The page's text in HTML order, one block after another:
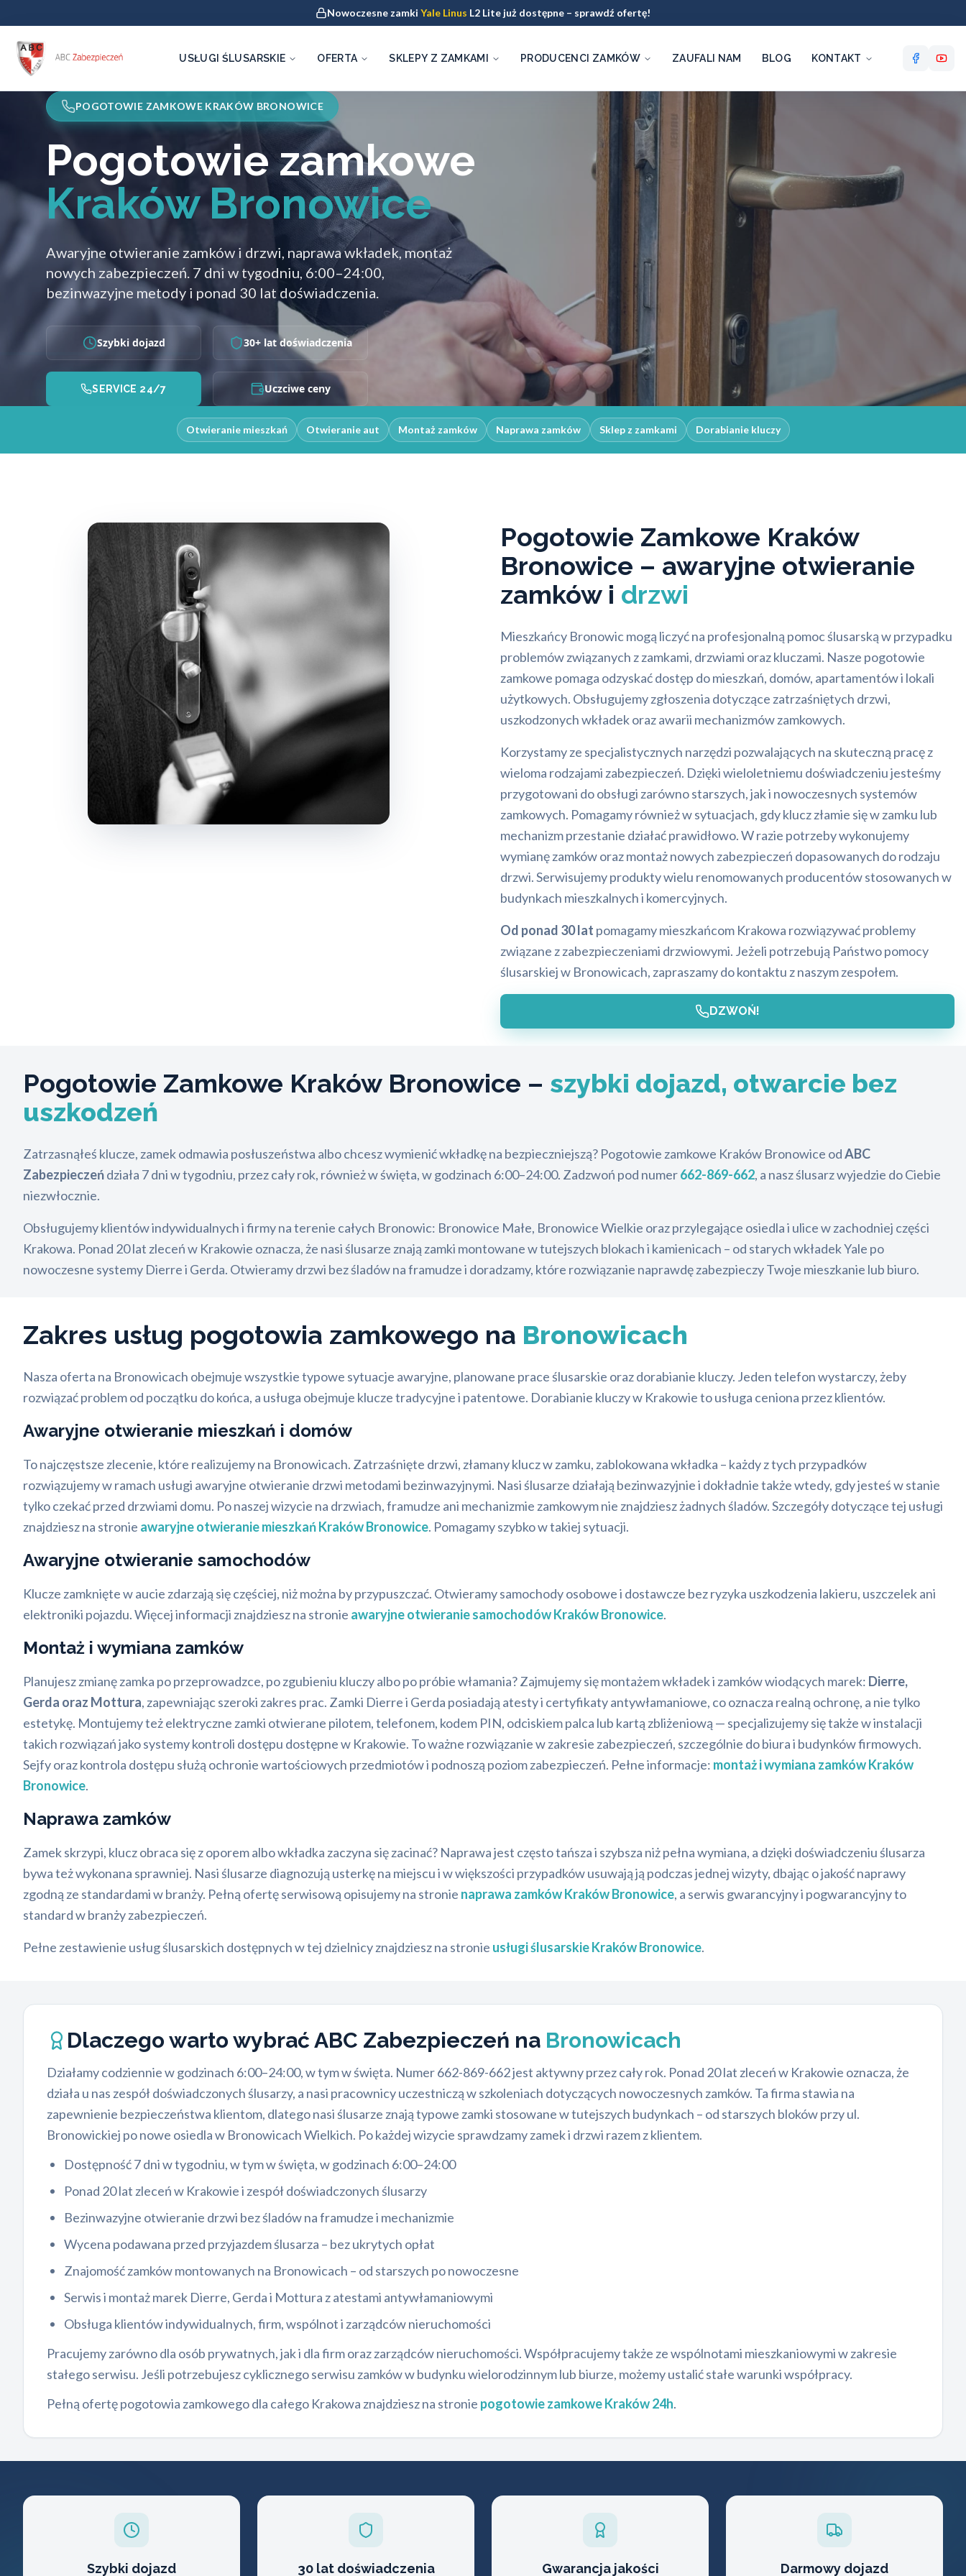
Nowoczesne zamki Yale Linus L2 Lite już dostępne – sprawdź ofertę!
USŁUGI ŚLUSARSKIE OFERTA SKLEPY Z ZAMKAMI PRODUCENCI ZAMKÓW ZAUFALI NAM BLOG KONTAKT
POGOTOWIE ZAMKOWE KRAKÓW BRONOWICE
Pogotowie zamkowe
Kraków Bronowice
Awaryjne otwieranie zamków i drzwi, naprawa wkładek, montaż
nowych zabezpieczeń. 7 dni w tygodniu, 6:00–24:00,
bezinwazyjne metody i ponad 30 lat doświadczenia.
Szybki dojazd 30+ lat doświadczenia
SERVICE 24/7 Uczciwe ceny
Otwieranie mieszkań Otwieranie aut Montaż zamków Naprawa zamków Sklep z zamkami Dorabianie kluczy
Pogotowie Zamkowe Kraków
Bronowice – awaryjne otwieranie
zamków i drzwi
Mieszkańcy Bronowic mogą liczyć na profesjonalną pomoc ślusarską w przypadku
problemów związanych z zamkami, drzwiami oraz kluczami. Nasze pogotowie
zamkowe pomaga odzyskać dostęp do mieszkań, domów, apartamentów i lokali
użytkowych. Obsługujemy zgłoszenia dotyczące zatrzaśniętych drzwi,
uszkodzonych wkładek oraz awarii mechanizmów zamkowych.
Korzystamy ze specjalistycznych narzędzi pozwalających na skuteczną pracę z
wieloma rodzajami zabezpieczeń. Dzięki wieloletniemu doświadczeniu jesteśmy
przygotowani do obsługi zarówno starszych, jak i nowoczesnych systemów
zamkowych. Pomagamy również w sytuacjach, gdy klucz złamie się w zamku lub
mechanizm przestanie działać prawidłowo. W razie potrzeby wykonujemy
wymianę zamków oraz montaż nowych zabezpieczeń dopasowanych do rodzaju
drzwi. Serwisujemy produkty wielu renomowanych producentów stosowanych w
budynkach mieszkalnych i komercyjnych.
Od ponad 30 lat pomagamy mieszkańcom Krakowa rozwiązywać problemy
związane z zabezpieczeniami drzwiowymi. Jeżeli potrzebują Państwo pomocy
ślusarskiej w Bronowicach, zapraszamy do kontaktu z naszym zespołem.
DZWOŃ!
Pogotowie Zamkowe Kraków Bronowice – szybki dojazd, otwarcie bez
uszkodzeń
Zatrzasnąłeś klucze, zamek odmawia posłuszeństwa albo chcesz wymienić wkładkę na bezpieczniejszą? Pogotowie zamkowe Kraków Bronowice odABC
Zabezpieczeńdziała 7 dni w tygodniu, przez cały rok, również w święta, w godzinach 6:00–24:00. Zadzwoń pod numer662-869-662, a nasz ślusarz wyjedzie do Ciebie
niezwłocznie.
Obsługujemy klientów indywidualnych i firmy na terenie całych Bronowic: Bronowice Małe, Bronowice Wielkie oraz przylegające osiedla i ulice w zachodniej części
Krakowa. Ponad 20 lat zleceń w Krakowie oznacza, że nasi ślusarze znają zamki montowane w tutejszych blokach i kamienicach – od starych wkładek Yale po
nowoczesne systemy Dierre i Gerda. Otwieramy drzwi bez śladów na framudze i doradzamy, które rozwiązanie naprawdę zabezpieczy Twoje mieszkanie lub biuro.
Zakres usług pogotowia zamkowego na Bronowicach
Nasza oferta na Bronowicach obejmuje wszystkie typowe sytuacje awaryjne, planowane prace ślusarskie oraz dorabianie kluczy. Jeden telefon wystarczy, żeby
rozwiązać problem od początku do końca, a usługa obejmuje klucze tradycyjne i patentowe. Dorabianie kluczy w Krakowie to usługa ceniona przez klientów.
Awaryjne otwieranie mieszkań i domów
To najczęstsze zlecenie, które realizujemy na Bronowicach. Zatrzaśnięte drzwi, złamany klucz w zamku, zablokowana wkładka – każdy z tych przypadków
rozwiązujemy w ramach usługi awaryjne otwieranie drzwi metodami bezinwazyjnymi. Nasi ślusarze działają bezinwazyjnie i dokładnie także wtedy, gdy jesteś w stanie
tylko czekać przed drzwiami domu. Po naszej wizycie na drzwiach, framudze ani mechanizmie zamkowym nie znajdziesz żadnych śladów. Szczegóły dotyczące tej usługi
znajdziesz na stronie awaryjne otwieranie mieszkań Kraków Bronowice. Pomagamy szybko w takiej sytuacji.
Awaryjne otwieranie samochodów
Klucze zamknięte w aucie zdarzają się częściej, niż można by przypuszczać. Otwieramy samochody osobowe i dostawcze bez ryzyka uszkodzenia lakieru, uszczelek ani
elektroniki pojazdu. Więcej informacji znajdziesz na stronie awaryjne otwieranie samochodów Kraków Bronowice.
Montaż i wymiana zamków
Planujesz zmianę zamka po przeprowadzce, po zgubieniu kluczy albo po próbie włamania? Zajmujemy się montażem wkładek i zamków wiodących marek: Dierre,
Gerda oraz Mottura, zapewniając szeroki zakres prac. Zamki Dierre i Gerda posiadają atesty i certyfikaty antywłamaniowe, co oznacza realną ochronę, a nie tylko
estetykę. Montujemy też elektryczne zamki otwierane pilotem, telefonem, kodem PIN, odciskiem palca lub kartą zbliżeniową — specjalizujemy się także w instalacji
takich rozwiązań jako systemy kontroli dostępu dostępne w Krakowie. To ważne rozwiązanie w zakresie zabezpieczeń, szczególnie do biura i budynków firmowych.
Sejfy oraz kontrola dostępu służą ochronie wartościowych przedmiotów i podnoszą poziom zabezpieczeń. Pełne informacje: montaż i wymiana zamków Kraków
Bronowice.
Naprawa zamków
Zamek skrzypi, klucz obraca się z oporem albo wkładka zaczyna się zacinać? Naprawa jest często tańsza i szybsza niż pełna wymiana, a dzięki doświadczeniu ślusarza
bywa też wykonana sprawniej. Nasi ślusarze diagnozują usterkę na miejscu i w większości przypadków usuwają ją podczas jednej wizyty, dbając o jakość naprawy
zgodną ze standardami w branży. Pełną ofertę serwisową opisujemy na stronie naprawa zamków Kraków Bronowice, a serwis gwarancyjny i pogwarancyjny to
standard w branży zabezpieczeń.
Pełne zestawienie usług ślusarskich dostępnych w tej dzielnicy znajdziesz na stronie usługi ślusarskie Kraków Bronowice.
Dlaczego warto wybrać ABC Zabezpieczeń na Bronowicach
Działamy codziennie w godzinach 6:00–24:00, w tym w święta. Numer 662-869-662 jest aktywny przez cały rok. Ponad 20 lat zleceń w Krakowie oznacza, że
działa u nas zespół doświadczonych ślusarzy, a nasi pracownicy uczestniczą w szkoleniach dotyczących nowoczesnych zamków. Ta firma stawia na
zapewnienie bezpieczeństwa klientom, dlatego nasi ślusarze znają typowe zamki stosowane w tutejszych budynkach – od starszych bloków przy ul.
Bronowickiej po nowe osiedla w Bronowicach Wielkich. Po każdej wizycie sprawdzamy zamek i drzwi razem z klientem.
Dostępność 7 dni w tygodniu, w tym w święta, w godzinach 6:00–24:00
Ponad 20 lat zleceń w Krakowie i zespół doświadczonych ślusarzy
Bezinwazyjne otwieranie drzwi bez śladów na framudze i mechanizmie
Wycena podawana przed przyjazdem ślusarza – bez ukrytych opłat
Znajomość zamków montowanych na Bronowicach – od starszych po nowoczesne
Serwis i montaż marek Dierre, Gerda i Mottura z atestami antywłamaniowymi
Obsługa klientów indywidualnych, firm, wspólnot i zarządców nieruchomości
Pracujemy zarówno dla osób prywatnych, jak i dla firm oraz zarządców nieruchomości. Współpracujemy także ze wspólnotami mieszkaniowymi w zakresie
stałego serwisu. Jeśli potrzebujesz cyklicznego serwisu zamków w budynku wielorodzinnym lub biurze, możemy ustalić stałe warunki współpracy.
Pełną ofertę pogotowia zamkowego dla całego Krakowa znajdziesz na stronie pogotowie zamkowe Kraków 24h.
Szybki dojazd 30 lat doświadczenia Gwarancja jakości Darmowy dojazd